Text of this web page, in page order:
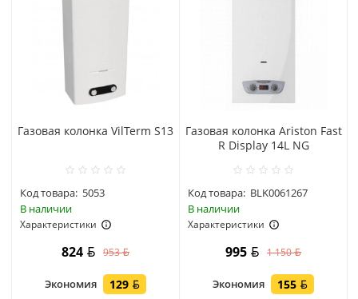
Газовая колонка VilTerm S13
Код товара: 5053
В наличии
Характеристики
824 953
Экономия 129
Газовая колонка Ariston Fast
R Display 14L NG
Код товара: BLK0061267
В наличии
Характеристики
995 1 150
Экономия 155